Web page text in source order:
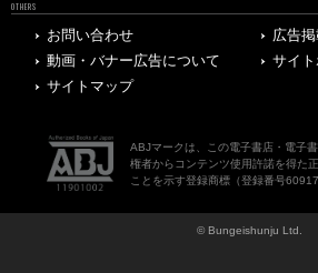
OTHERS
お問い合わせ
広告
動画・バナー広告について
サイ
サイトマップ
ABJマークは、この電子書店・電子
権者からコンテンツ使用許諾を得た
ことを示す登録商標（登録番号
© Bungeishunju Ltd.